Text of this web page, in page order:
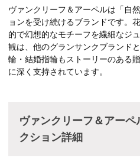
ヴァンクリーフ＆アーペルは「自
ョンを受け続けるブランドです。
的で幻想的なモチーフを繊細なジ
観は、他のグランサンクブランド
輪・結婚指輪もストーリーのある
に深く支持されています。
ヴァンクリーフ＆アー
クション詳細